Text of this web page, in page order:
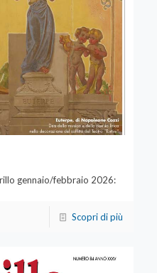
gennaio/febbraio 2026:
Scopri di più